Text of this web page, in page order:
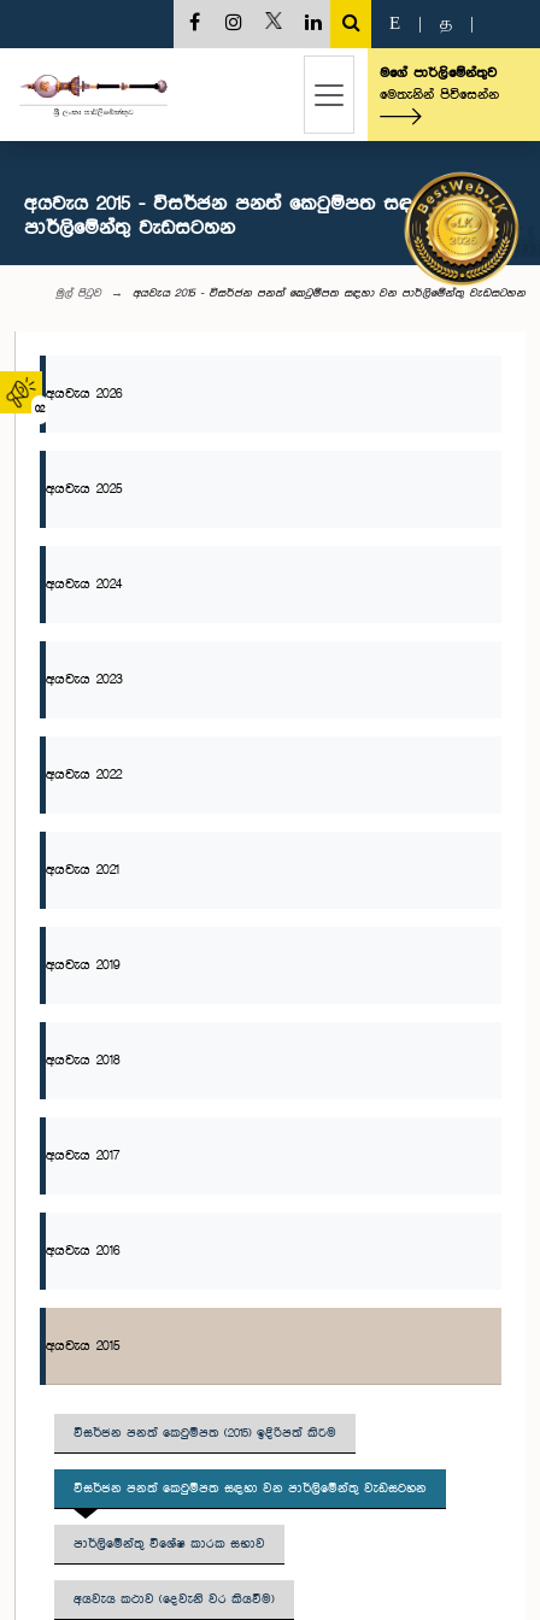
02
E த
මගේ පාර්ලිමේන්තුව
මෙතැනින් පිවිසෙන්න
අයවැය 2015 - විසර්ජන පනත් කෙටුම්පත සඳහා වන
පාර්ලිමේන්තු වැඩසටහන
මුල් පිටුව අයවැය 2015 - විසර්ජන පනත් කෙටුම්පත සඳහා වන පාර්ලිමේන්තු වැඩසටහන
අයවැය 2026
අයවැය 2025
අයවැය 2024
අයවැය 2023
අයවැය 2022
අයවැය 2021
අයවැය 2019
අයවැය 2018
අයවැය 2017
අයවැය 2016
අයවැය 2015
විසර්ජන පනත් කෙටුම්පත (2015) ඉදිරිපත් කිරීම
විසර්ජන පනත් කෙටුම්පත සඳහා වන පාර්ලිමේන්තු වැඩසටහන
පාර්ලිමේන්තු විශේෂ කාරක සභාව
අයවැය කථාව (දෙවැනි වර කියවීම)